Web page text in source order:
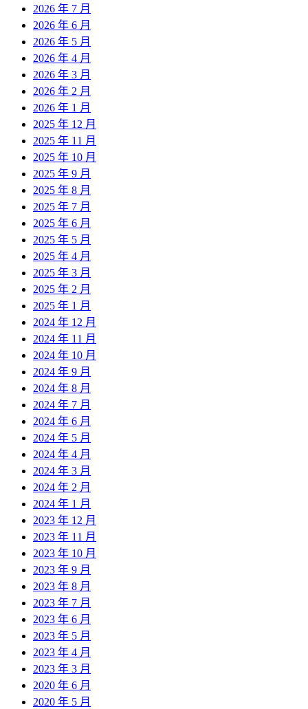
2026 年 7 月
2026 年 6 月
2026 年 5 月
2026 年 4 月
2026 年 3 月
2026 年 2 月
2026 年 1 月
2025 年 12 月
2025 年 11 月
2025 年 10 月
2025 年 9 月
2025 年 8 月
2025 年 7 月
2025 年 6 月
2025 年 5 月
2025 年 4 月
2025 年 3 月
2025 年 2 月
2025 年 1 月
2024 年 12 月
2024 年 11 月
2024 年 10 月
2024 年 9 月
2024 年 8 月
2024 年 7 月
2024 年 6 月
2024 年 5 月
2024 年 4 月
2024 年 3 月
2024 年 2 月
2024 年 1 月
2023 年 12 月
2023 年 11 月
2023 年 10 月
2023 年 9 月
2023 年 8 月
2023 年 7 月
2023 年 6 月
2023 年 5 月
2023 年 4 月
2023 年 3 月
2020 年 6 月
2020 年 5 月